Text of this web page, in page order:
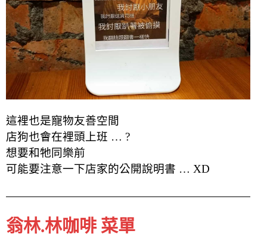
這裡也是寵物友善空間
店狗也會在裡頭上班 … ?
想要和牠同樂前
可能要注意一下店家的公開說明書 … XD
翁林.林咖啡 菜單